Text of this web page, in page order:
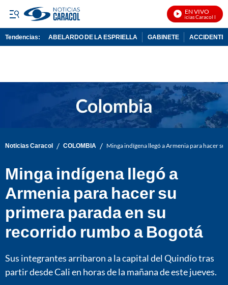
EN VIVO
Noticias Caracol En
Tendencias: ABELARDO DE LA ESPRIELLA GABINETE ACCIDENTE
Noticias Caracol / COLOMBIA / Minga indígena llegó a Armenia para hacer
Minga indígena llegó a
Armenia para hacer su
primera parada en su
recorrido rumbo a Bogotá
Sus integrantes arribaron a la capital del Quindío tras
partir desde Cali en horas de la mañana de este jueves.